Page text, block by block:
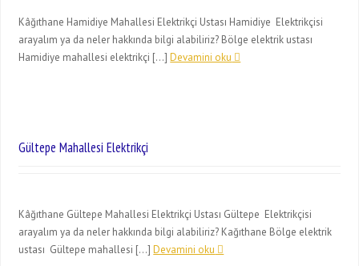
Kâğıthane Hamidiye Mahallesi Elektrikçi Ustası Hamidiye Elektrikçisi
arayalım ya da neler hakkında bilgi alabiliriz? Bölge elektrik ustası
Hamidiye mahallesi elektrikçi […]Devamini oku
Gültepe Mahallesi Elektrikçi
Kâğıthane Gültepe Mahallesi Elektrikçi Ustası Gültepe Elektrikçisi
arayalım ya da neler hakkında bilgi alabiliriz? Kağıthane Bölge elektrik
ustası Gültepe mahallesi […]Devamini oku